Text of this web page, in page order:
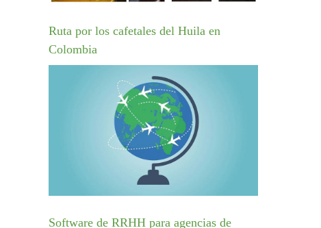
Ruta por los cafetales del Huila en
Colombia
Software de RRHH para agencias de